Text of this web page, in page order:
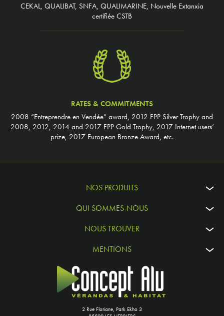
CEKAL, QUALIBAT, SNFA, QUALIMARINE, Nouvelle Extanxia
certifiée CSTB
RATES & COMMITMENTS
2008 “Entreprendre en Vendée” award, 2012 FPP Silver Trophy and
2008, 2012, 2014 and 2017 FPP Gold Trophy, 2017 Internet users’
prize, 2017 European Bronze Award, etc.
NOS PRODUITS
QUI SOMMES-NOUS
NOUS TROUVER
MENTIONS
2 Rue Floriane, Park Ekho 3